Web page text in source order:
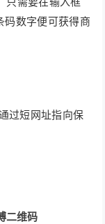
码数字便可获得商
过短网址指向保
二维码